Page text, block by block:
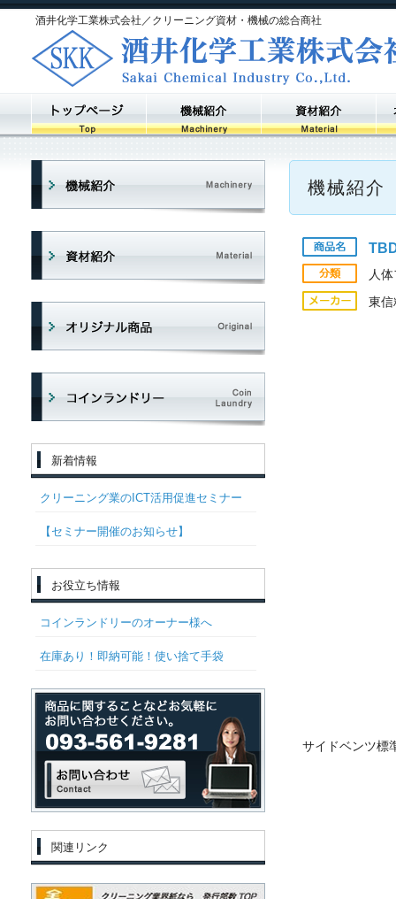
酒井化学工業株式会社／クリーニング資材・機械の総合商社
機械紹介
人
東信
サイドベンツ標
新着情報
クリーニング業のICT活用促進セミナー
【セミナー開催のお知らせ】
お役立ち情報
コインランドリーのオーナー様へ
在庫あり！即納可能！使い捨て手袋
関連リンク